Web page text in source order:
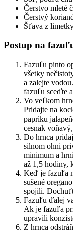
Čerstvo mleté
Čerstvý
Šťava z
Postup na
Fazuľu pinto
všetky
a zalejte
fazuľu sceďte
Vo veľkom
Pridajte na
papriku
cesnak
Do hrnca
silnom ohni
minimum a
až 1,5 hodiny,
Keď je fazuľa
sušené
spojili.
Fazuľu ďalej
Ak je fazuľa
upravili
Z hrnca